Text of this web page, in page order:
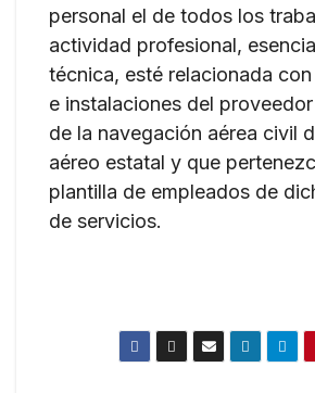
personal el de todos los
actividad profesional,
técnica, esté relacionada
e instalaciones del
de la navegación aérea civil
aéreo estatal y que
plantilla de empleados de
de servicios.